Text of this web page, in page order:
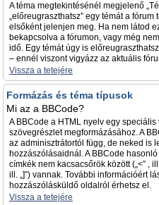
A téma megtekintésénél megjelenő
„előreugraszthatsz” egy témát a
elsőként jelenjen meg. Ha nem látod
bekapcsolva a fórumon, vagy még
idő. Egy témát úgy is
– ennél viszont vigyázz az aktuális
Vissza a tetejére
Formázás és téma típusok
Mi az a BBCode?
A BBCode a HTML nyelv egy
szövegrészlet megformázásához. A
az adminisztrátortól függ, de neked is
hozzászólásaidnál. A BBCode
címkék nem kacsacsőrök között („<” ,
ill. „]”) vannak. További információért
hozzászólásküldő oldalról érhetsz el.
Vissza a tetejére